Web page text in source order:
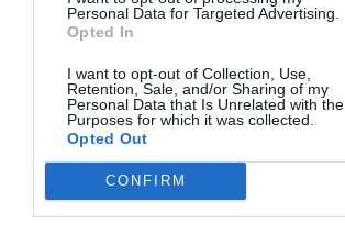
Personal Data for Targeted Advertising.
Opted In
I want to opt-out of Collection, Use,
Retention, Sale, and/or Sharing of my
Personal Data that Is Unrelated with the
Purposes for which it was collected.
Opted Out
CONFIRM
o
k
g
p
n